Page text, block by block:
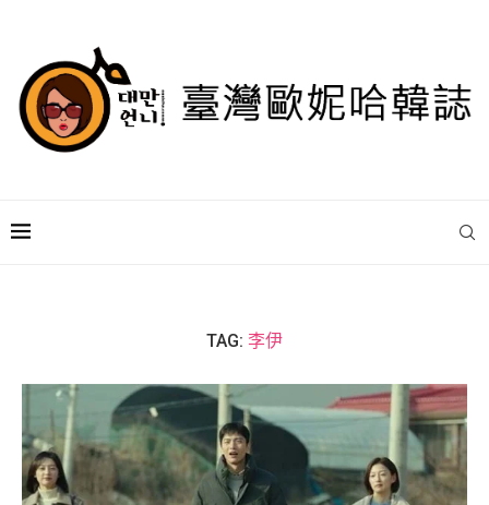
TAG: 李伊